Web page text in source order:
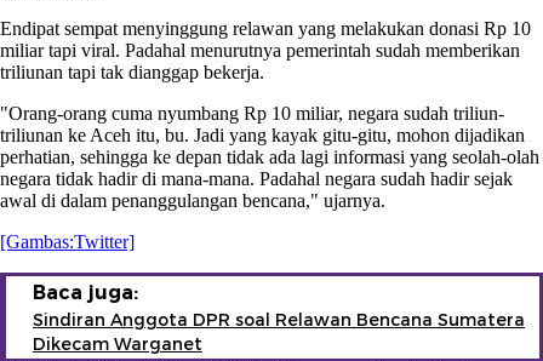
Endipat sempat menyinggung relawan yang melakukan donasi Rp 10
miliar tapi viral. Padahal menurutnya pemerintah sudah memberikan
triliunan tapi tak dianggap bekerja.
"Orang-orang cuma nyumbang Rp 10 miliar, negara sudah triliun-
triliunan ke Aceh itu, bu. Jadi yang kayak gitu-gitu, mohon dijadikan
perhatian, sehingga ke depan tidak ada lagi informasi yang seolah-olah
negara tidak hadir di mana-mana. Padahal negara sudah hadir sejak
awal di dalam penanggulangan bencana," ujarnya.
[Gambas:Twitter]
Baca juga:
Sindiran Anggota DPR soal Relawan Bencana Sumatera
Dikecam Warganet